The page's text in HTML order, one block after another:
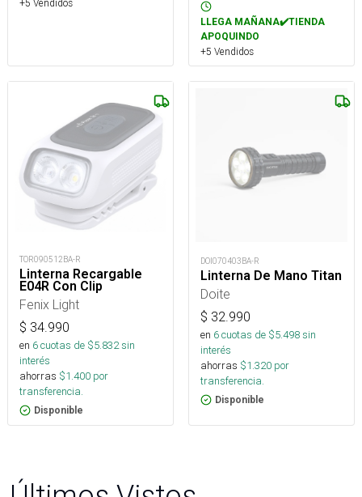
+5 Vendidos
LLEGA MAÑANA✔️TIENDA
APOQUINDO
+5 Vendidos
TOR090512BA-R
Linterna Recargable
E04R Con Clip
Fenix Light
$ 34.990
en 6cuotas de $5.832sin
interés
ahorras $1.400 por
transferencia.
Disponible
DOI070403BA-R
Linterna De Mano Titan
Doite
$ 32.990
en 6cuotas de $5.498sin
interés
ahorras $1.320 por
transferencia.
Disponible